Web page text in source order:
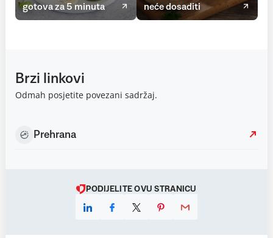
gotova za 5 minuta
neće dosaditi
Brzi linkovi
Odmah posjetite povezani sadržaj.
Prehrana
PODIJELITE OVU STRANICU